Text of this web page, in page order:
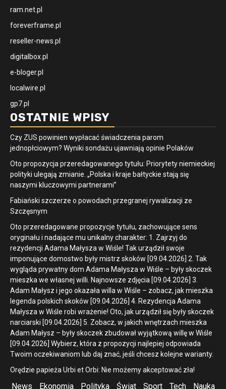
ram.net.pl
foreverframe.pl
reseller-news.pl
digitalbox.pl
e-bloger.pl
localwire.pl
gp7.pl
OSTATNIE WPISY
Czy ZUS powinien wypłacać świadczenia parom
jednopłciowym? Wyniki sondażu ujawniają opinie Polaków
Oto propozycja przeredagowanego tytułu: Priorytety niemieckiej
polityki ulegają zmianie. „Polska i kraje bałtyckie stają się
naszymi kluczowymi partnerami”
Fabiański szczerze o powodach przegranej rywalizacji ze
Szczęsnym
Oto przeredagowane propozycje tytułu, zachowujące sens
oryginału i nadające mu unikalny charakter: 1. Zajrzyj do
rezydencji Adama Małysza w Wiśle! Tak urządził swoje
imponujące domostwo były mistrz skoków [09.04.2026] 2. Tak
wygląda prywatny dom Adama Małysza w Wiśle – były skoczek
mieszka we własnej willi. Najnowsze zdjęcia [09.04.2026] 3.
Adam Małysz i jego okazała willa w Wiśle – zobacz, jak mieszka
legenda polskich skoków [09.04.2026] 4. Rezydencja Adama
Małysza w Wiśle robi wrażenie! Oto, jak urządził się były skoczek
narciarski [09.04.2026] 5. Zobacz, w jakich wnętrzach mieszka
Adam Małysz – były skoczek zbudował wyjątkową willę w Wiśle
[09.04.2026] Wybierz, która z propozycji najlepiej odpowiada
Twoim oczekiwaniom lub daj znać, jeśli chcesz kolejne warianty.
Orędzie papieża Urbi et Orbi: Nie możemy akceptować zła!
News Ekonomia Polityka Świat Sport Tech Nauka